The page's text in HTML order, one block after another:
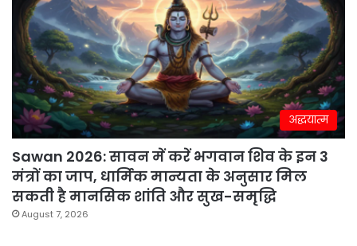
अद्धयात्म
Sawan 2026: सावन में करें भगवान शिव के इन 3
मंत्रों का जाप, धार्मिक मान्यता के अनुसार मिल
सकती है मानसिक शांति और सुख-समृद्धि
August 7, 2026